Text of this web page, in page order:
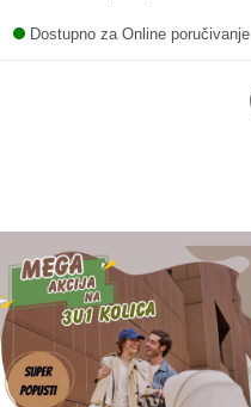
Dostupno za Online poručivanje